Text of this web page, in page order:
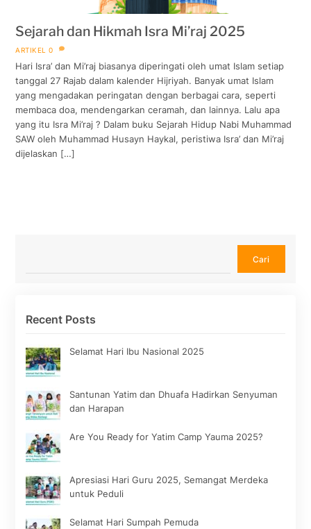
Sejarah dan Hikmah Isra Mi’raj 2025
ARTIKEL 0
Hari Isra’ dan Mi’raj biasanya diperingati oleh umat Islam setiap
tanggal 27 Rajab dalam kalender Hijriyah. Banyak umat Islam
yang mengadakan peringatan dengan berbagai cara, seperti
membaca doa, mendengarkan ceramah, dan lainnya. Lalu apa
yang itu Isra Mi’raj ? Dalam buku Sejarah Hidup Nabi Muhammad
SAW oleh Muhammad Husayn Haykal, peristiwa Isra’ dan Mi’raj
dijelaskan […]
Cari
Recent Posts
Selamat Hari Ibu Nasional 2025
Santunan Yatim dan Dhuafa Hadirkan Senyuman
dan Harapan
Are You Ready for Yatim Camp Yauma 2025?
Apresiasi Hari Guru 2025, Semangat Merdeka
untuk Peduli
Selamat Hari Sumpah Pemuda